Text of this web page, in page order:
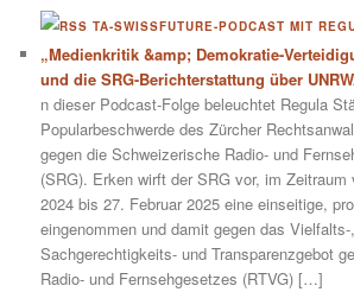
TA-SWISSFUTURE-PODCAST MIT
„Medienkritik &amp; Demokratie-
und die SRG-Berichterstattung über
n dieser Podcast-Folge beleuchtet Regula
Popularbeschwerde des Zürcher
gegen die Schweizerische Radio- und
(SRG). Erken wirft der SRG vor, im
2024 bis 27. Februar 2025 eine einseitige,
eingenommen und damit gegen das Vielfalts-,
Sachgerechtigkeits- und Transparenzgebot
Radio- und Fernsehgesetzes (RTVG) […]